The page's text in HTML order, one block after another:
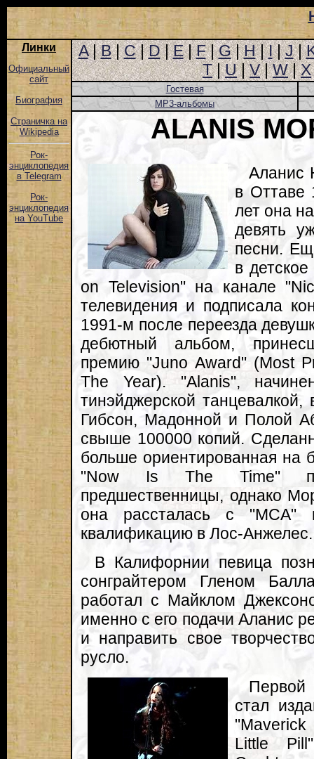
Линки
Официальный
сайт
Биография
Страничка на
Wikipedia
Рок-
энциклопедия
в Telegram
Рок-
энциклопедия
на YouTube
A|B|C|D|E|F|G|H|I|J|
T|U|V|W|X
Гостевая
MP3-альбомы
ALANIS
Аланис
в Оттаве
лет она
девять
песни.
в
on Television" на канале
телевидения и подписала
1991-м после переезда
дебютный альбом,
премию "Juno Award" (Most
The Year). "Alanis",
тинэйджерской
Гибсон, Мадонной и Полой
свыше 100000 копий.
больше ориентированная на
"Now Is The Time"
предшественницы, однако
она рассталась с "MCA"
квалификацию в Лос-Анжелес.
В Калифорнии певица
сонграйтером Гленом
работал с Майклом
именно с его подачи Аланис
и направить свое
русло.
Первой
стал
Little